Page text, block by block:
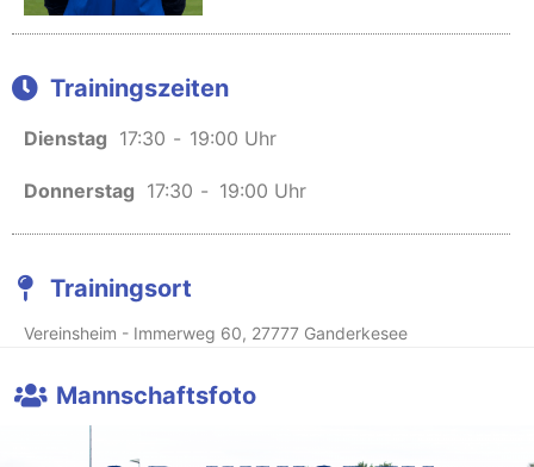
Co-Trainerin
Trainingszeiten
Dienstag 17:30 - 19:00 Uhr
Donnerstag 17:30 - 19:00 Uhr
Trainingsort
Vereinsheim - Immerweg 60, 27777 Ganderkesee
Mannschaftsfoto